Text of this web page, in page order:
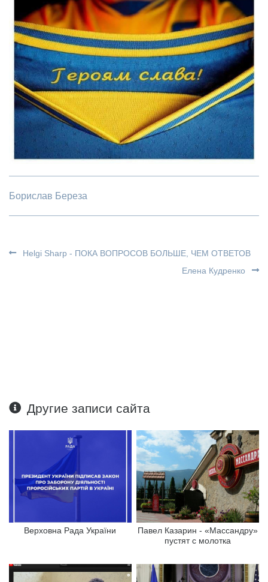
Борислав Береза
Helgi Sharp - ПОКА ВОПРОСОВ БОЛЬШЕ, ЧЕМ ОТВЕТОВ
Елена Кудренко
Другие записи сайта
Верховна Рада України
Павел Казарин - «Массандру»
пустят с молотка